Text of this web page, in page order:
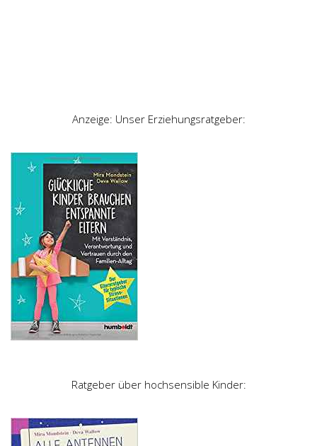
Anzeige: Unser Erziehungsratgeber:
Ratgeber über hochsensible Kinder: